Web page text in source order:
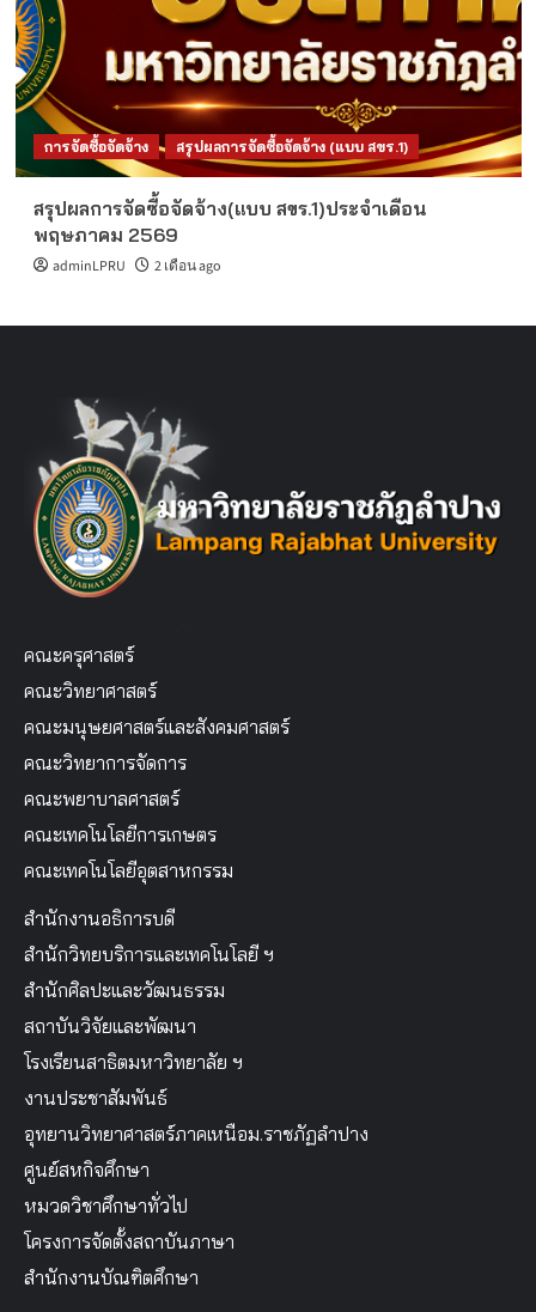
การจัดซื้อจัดจ้าง สรุปผลการจัดซื้อจัดจ้าง (แบบ สขร.1)
สรุปผลการจัดซื้อจัดจ้าง(แบบ สขร.1)ประจำเดือน
พฤษภาคม 2569
adminLPRU 2 เดือน ago
คณะครุศาสตร์
คณะวิทยาศาสตร์
คณะมนุษยศาสตร์และสังคมศาสตร์
คณะวิทยาการจัดการ
คณะพยาบาลศาสตร์
คณะเทคโนโลยีการเกษตร
คณะเทคโนโลยีอุตสาหกรรม
สำนักงานอธิการบดี
สำนักวิทยบริการและเทคโนโลยี ฯ
สำนักศิลปะและวัฒนธรรม
สถาบันวิจัยและพัฒนา
โรงเรียนสาธิตมหาวิทยาลัย ฯ
งานประชาสัมพันธ์
อุทยานวิทยาศาสตร์ภาคเหนือม.ราชภัฏลำปาง
ศูนย์สหกิจศึกษา
หมวดวิชาศึกษาทั่วไป
โครงการจัดตั้งสถาบันภาษา
สำนักงานบัณฑิตศึกษา